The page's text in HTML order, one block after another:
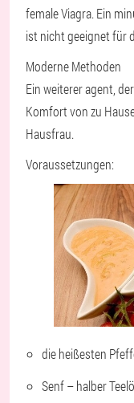
female Viagra. Ein
ist nicht geeignet für
Moderne Methoden
Ein weiterer agent,
Komfort von zu
Hausfrau.
Voraussetzungen:
die heißesten
Senf – halber